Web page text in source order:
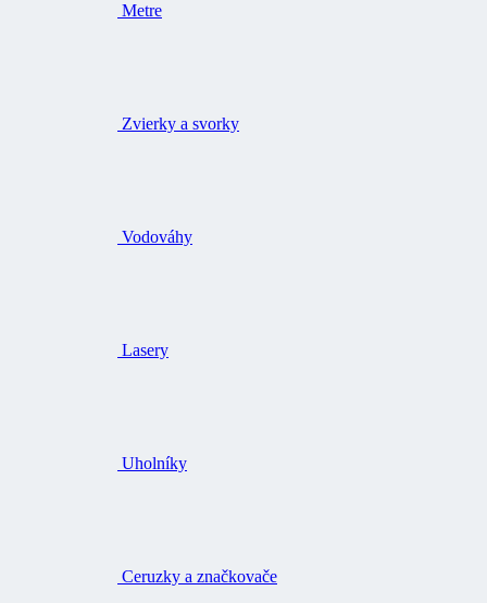
Metre
Zvierky a svorky
Vodováhy
Lasery
Uholníky
Ceruzky a značkovače